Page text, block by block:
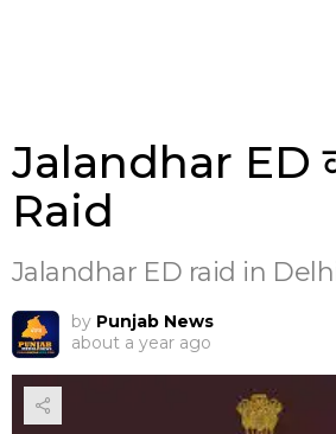
Jalandhar ED
Raid
Jalandhar ED raid in
by Punjab News
about a year ago